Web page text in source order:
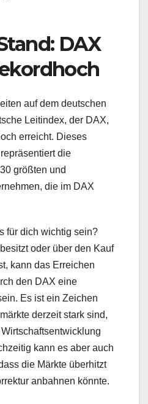
DAX
auf dem deutschen
Leitindex, der DAX,
erreicht. Dieses
die
größten und
die im DAX
für dich wichtig sein?
oder über den Kauf
kann das Erreichen
den DAX eine
Es ist ein Zeichen
derzeit stark sind,
kann es aber auch
die Märkte überhitzt
anbahnen könnte.